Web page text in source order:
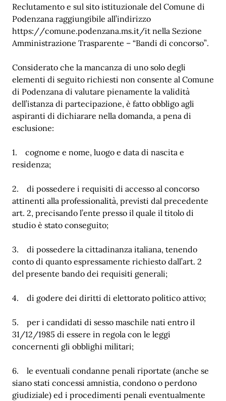
Reclutamento e sul sito istituzionale del Comune di
Podenzana raggiungibile all’indirizzo
https://comune.podenzana.ms.it/it nella Sezione
Amministrazione Trasparente – “Bandi di concorso”.
Considerato che la mancanza di uno solo degli
elementi di seguito richiesti non consente al Comune
di Podenzana di valutare pienamente la validità
dell’istanza di partecipazione, è fatto obbligo agli
aspiranti di dichiarare nella domanda, a pena di
esclusione:
1. cognome e nome, luogo e data di nascita e
residenza;
2. di possedere i requisiti di accesso al concorso
attinenti alla professionalità, previsti dal precedente
art. 2, precisando l’ente presso il quale il titolo di
studio è stato conseguito;
3. di possedere la cittadinanza italiana, tenendo
conto di quanto espressamente richiesto dall’art. 2
del presente bando dei requisiti generali;
4. di godere dei diritti di elettorato politico attivo;
5. per i candidati di sesso maschile nati entro il
31/12/1985 di essere in regola con le leggi
concernenti gli obblighi militari;
6. le eventuali condanne penali riportate (anche se
siano stati concessi amnistia, condono o perdono
giudiziale) ed i procedimenti penali eventualmente